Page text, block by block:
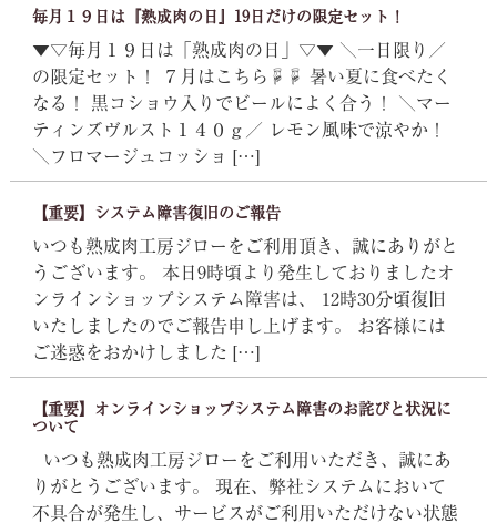
毎月１９日は『熟成肉の日』19日だけの限定セット！
▼▽毎月１９日は「熟成肉の日」▽▼ ＼一日限り／
の限定セット！ ７月はこちら☟☟ 暑い夏に食べたく
なる！ 黒コショウ入りでビールによく合う！ ＼マー
ティンズヴルスト１４０ｇ／ レモン風味で涼やか！
＼フロマージュコッショ […]
【重要】システム障害復旧のご報告
いつも熟成肉工房ジローをご利用頂き、誠にありがと
うございます。 本日9時頃より発生しておりましたオ
ンラインショップシステム障害は、 12時30分頃復旧
いたしましたのでご報告申し上げます。 お客様には
ご迷惑をおかけしました […]
【重要】オンラインショップシステム障害のお詫びと状況に
ついて
いつも熟成肉工房ジローをご利用いただき、誠にあ
りがとうございます。 現在、弊社システムにおいて
不具合が発生し、サービスがご利用いただけない状態